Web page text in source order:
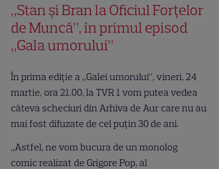
„Stan şi Bran la Oficiul Forţelor
de Muncă”, în primul episod
„Gala umorului”
În prima ediţie a „Galei umorului”, vineri, 24
martie, ora 21.00, la TVR 1 vom putea vedea
câteva scheciuri din Arhiva de Aur care nu au
mai fost difuzate de cel puţin 30 de ani.
„Astfel, ne vom bucura de un monolog
comic realizat de Grigore Pop, al